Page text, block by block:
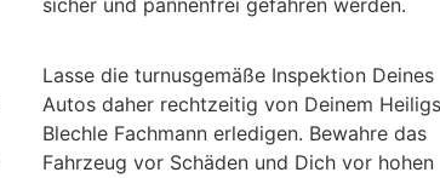
Lasse die turnusgemäße Inspektion Deines
Autos daher rechtzeitig von Deinem Heiligs
Blechle Fachmann erledigen. Bewahre das
Fahrzeug vor Schäden und Dich vor hohen